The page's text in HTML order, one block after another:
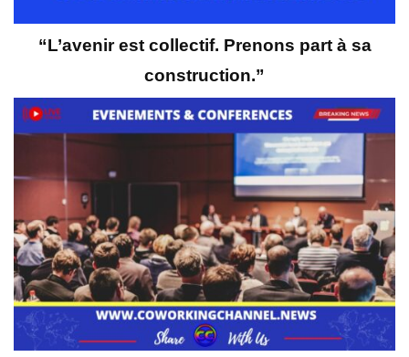
“L’avenir est collectif. Prenons part à sa
construction.”